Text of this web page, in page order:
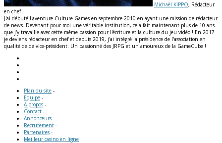
Michaël KIPPO, Rédacteur
en chef
J'ai débuté l'aventure Culture Games en septembre 2010 en ayant une mission de rédacteur
de news. Devenant pour moi une véritable institution, cela fait maintenant plus de 10 ans
que j'y travaille avec cette même passion pour l'écriture et la culture du jeu vidéo ! En 2017
je deviens rédacteur en chef et depuis 2019, j'ai intégré la présidence de l'association en
qualité de de vice-président. Un passionné des JRPG et un amoureux de la GameCube !
Plan du site -
Equipe -
A propos -
Contact -
Annonceurs -
Recrutement -
Partenaires -
Meilleur casino en ligne